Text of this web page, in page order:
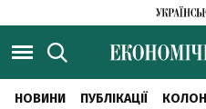
НОВИНИ ПУБЛІКАЦІЇ